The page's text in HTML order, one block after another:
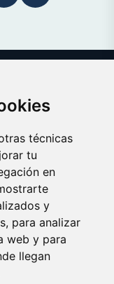
técnicas
tu
en
y
para analizar
web y para
llegan